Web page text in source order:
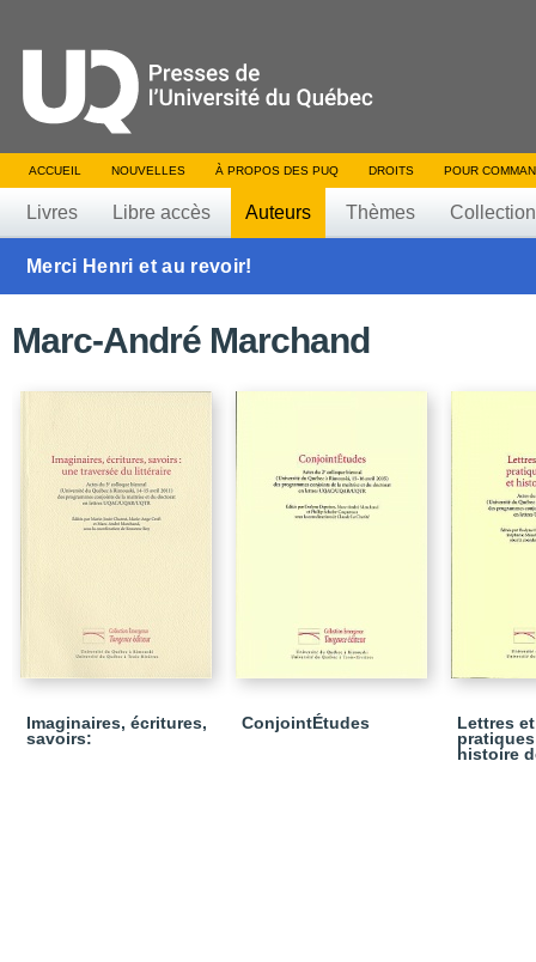
ACCUEIL NOUVELLES À PROPOS DES PUQ DROITS POUR
Livres Libre accès Auteurs Thèmes
Merci Henri et au revoir!
Marc-André Marchand
Imaginaires, écritures,
savoirs:
ConjointÉtudes
Lettres
histoire